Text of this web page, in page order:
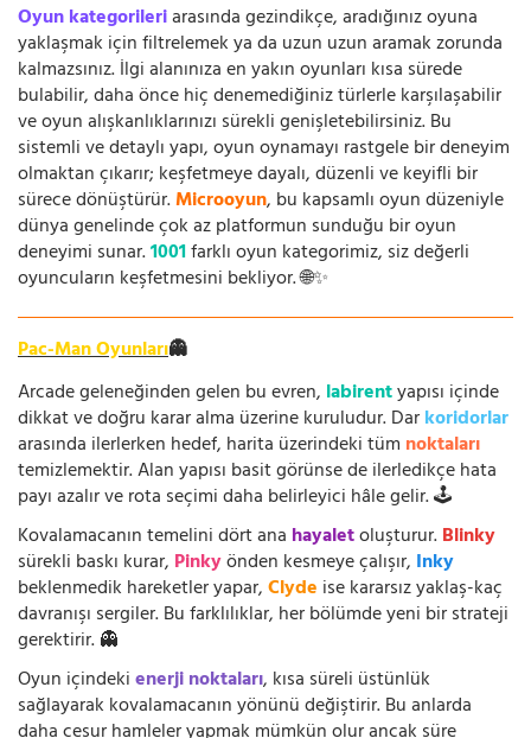
Oyun kategorileriarasında gezindikçe, aradığınız oyuna
yaklaşmak için filtrelemek ya da uzun uzun aramak zorunda
kalmazsınız. İlgi alanınıza en yakın oyunları kısa sürede
bulabilir, daha önce hiç denemediğiniz türlerle karşılaşabilir
ve oyun alışkanlıklarınızı sürekli genişletebilirsiniz. Bu
sistemli ve detaylı yapı, oyun oynamayı rastgele bir deneyim
olmaktan çıkarır; keşfetmeye dayalı, düzenli ve keyifli bir
sürece dönüştürür.Microoyun, bu kapsamlı oyun düzeniyle
dünya genelinde çok az platformun sunduğu bir oyun
deneyimi sunar.1001farklı oyun kategorimiz, siz değerli
oyuncuların keşfetmesini bekliyor. 🌐✨
Pac-Man Oyunları👻
Arcade geleneğinden gelen bu evren, labirentyapısı içinde
dikkat ve doğru karar alma üzerine kuruludur. Darkoridorlar
arasında ilerlerken hedef, harita üzerindeki tüm noktaları
temizlemektir. Alan yapısı basit görünse de ilerledikçe hata
payı azalır ve rota seçimi daha belirleyici hâle gelir. 🕹️
Kovalamacanın temelini dört ana hayaletoluşturur.Blinky
sürekli baskı kurar, Pinkyönden kesmeye çalışır, Inky
beklenmedik hareketler yapar,Clyde ise kararsız yaklaş-kaç
davranışı sergiler. Bu farklılıklar, her bölümde yeni bir strateji
gerektirir. 👻
Oyun içindekienerji noktaları, kısa süreli üstünlük
sağlayarak kovalamacanın yönünü değiştirir. Bu anlarda